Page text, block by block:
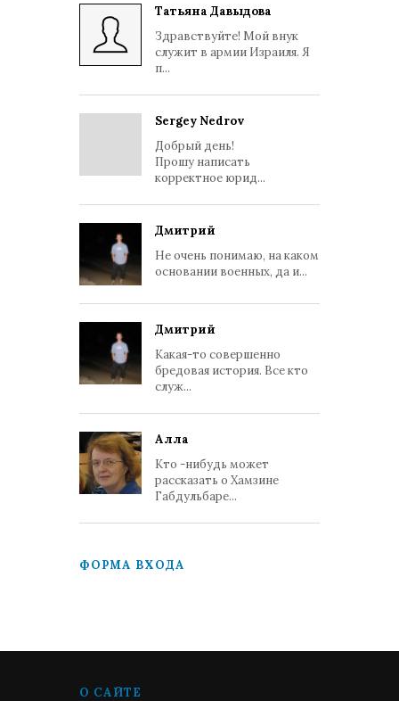
Татьяна Давыдова
Здравствуйте! Мой внук
служит в армии Израиля. Я
п...
Sergey Nedrov
Добрый день!
Прошу написать
корректное юрид...
Дмитрий
Не очень понимаю, на каком
основании военных, да и...
Дмитрий
Какая-то совершенно
бредовая история. Все кто
служ...
Алла
Кто -нибудь может
рассказать о Хамзине
Габдульбаре...
ФОРМА ВХОДА
О САЙТЕ